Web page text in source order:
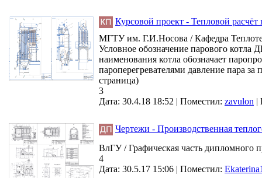
Курсовой проект - Тепловой
МГТУ им. Г.И.Носова / Кафедра
Условное обозначение парового котла
наименования котла обозначает
пароперегревателями давление пара
страница)
3
Дата: 30.4.18 18:52 | Поместил: zavulon |
Чертежи - Производственная
ВлГУ / Графическая часть дипломного
4
Дата: 30.5.17 15:06 | Поместил: